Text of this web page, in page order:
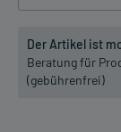
Der Artikel ist
Beratung für
(gebührenfrei)